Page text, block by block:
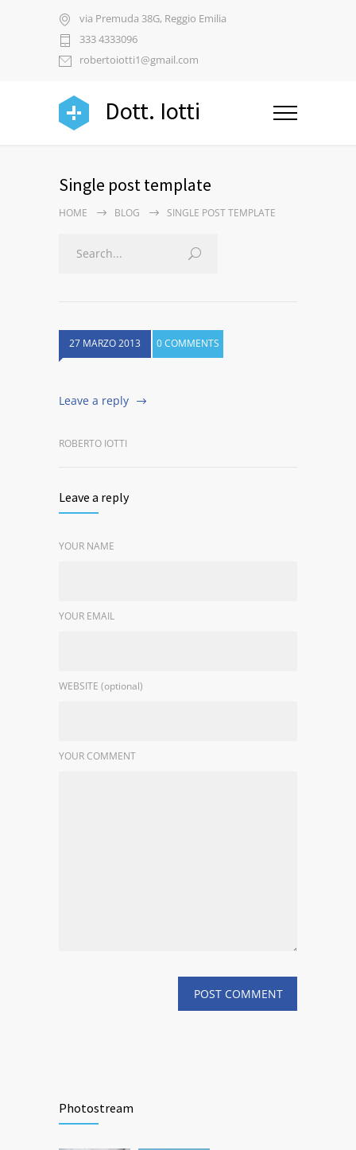
via Premuda 38G, Reggio Emilia
333 4333096
robertoiotti1@gmail.com
Dott. Iotti
Single post template
HOME BLOG SINGLE POST TEMPLATE
27 MARZO 2013 0 COMMENTS
Leave a reply
ROBERTO IOTTI
Leave a reply
YOUR NAME
YOUR EMAIL
WEBSITE (optional)
YOUR COMMENT
Photostream